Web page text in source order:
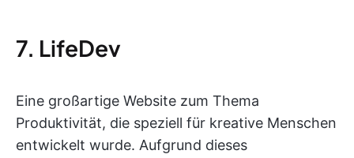
7. LifeDev
Eine großartige Website zum Thema
Produktivität, die speziell für kreative Menschen
entwickelt wurde. Aufgrund dieses